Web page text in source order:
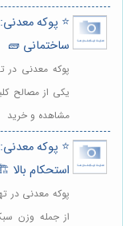
⭐️ پوکه
ساختمانی 🧱
پوکه معدنی در
یکی از مصالح
مشاهده و خرید
⭐️ پوکه
استحکام بالا
پوکه معدنی در
از جمله وزن